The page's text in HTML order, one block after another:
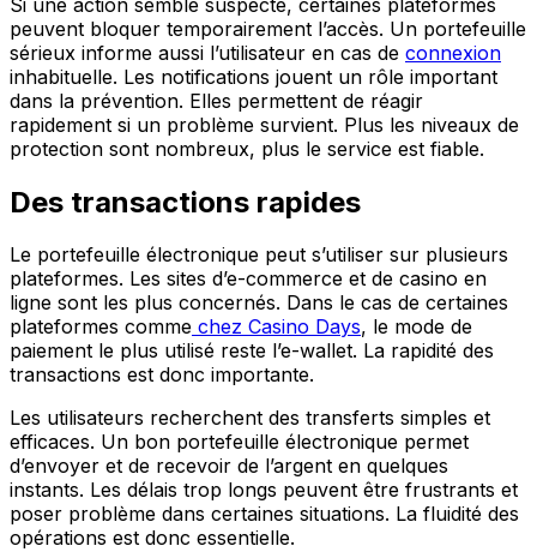
peuvent bloquer temporairement l’accès. Un portefeuille
sérieux informe aussi l’utilisateur en cas de connexion
inhabituelle. Les notifications jouent un rôle important
dans la prévention. Elles permettent de réagir
rapidement si un problème survient. Plus les niveaux de
protection sont nombreux, plus le service est fiable.
Des transactions rapides
Le portefeuille électronique peut s’utiliser sur plusieurs
plateformes. Les sites d’e-commerce et de casino en
ligne sont les plus concernés. Dans le cas de certaines
plateformes comme chez Casino Days, le mode de
paiement le plus utilisé reste l’e-wallet. La rapidité des
transactions est donc importante.
Les utilisateurs recherchent des transferts simples et
efficaces. Un bon portefeuille électronique permet
d’envoyer et de recevoir de l’argent en quelques
instants. Les délais trop longs peuvent être frustrants et
poser problème dans certaines situations. La fluidité des
opérations est donc essentielle.